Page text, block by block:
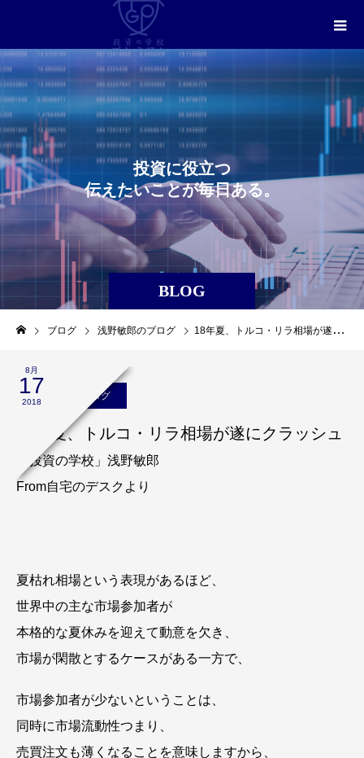
BLOG
投資に役立つ
伝え たいことが毎日ある。
ブログ 浅野敏郎のブログ 18年夏、トルコ・リラ相場が遂にクラッシュ
8月
17
2018
浅野敏郎のブログ
18年夏、トルコ・リラ相場が遂にクラッシュ
「投資の学校」浅野敏郎
From自宅のデスクより
夏枯れ相場という表現があるほど、
世界中の主な市場参加者が
本格的な夏休みを迎えて動意を欠き、
市場が閑散とするケースがある一方で、
市場参加者が少ないということは、
同時に市場流動性つまり、
売買注文も薄くなることを意味しますから、